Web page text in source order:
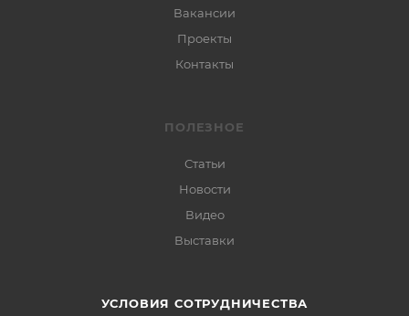
Вакансии
Проекты
Контакты
ПОЛЕЗНОЕ
Статьи
Новости
Видео
Выставки
УСЛОВИЯ СОТРУДНИЧЕСТВА